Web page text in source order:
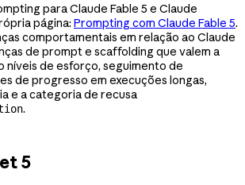
para Claude Fable 5 e Claude
página: Prompting com Claude Fable 5.
comportamentais em relação ao Claude
de prompt e scaffolding que valem a
níveis de esforço, seguimento de
de progresso em execuções longas,
e a categoria de recusa
.
5